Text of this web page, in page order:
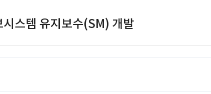
이용요금
고객센터
스템 유지보수(SM) 개발